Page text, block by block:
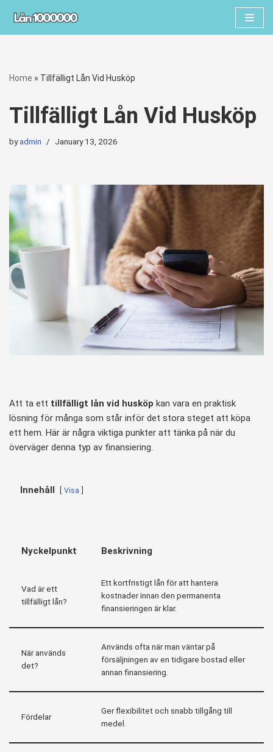
Skip
Home » Tillfälligt Lån Vid Husköp
Tillfälligt Lån Vid Husköp
byadmin January 13, 2026
Att ta ett tillfälligt lån vid husköp kan vara en praktisk
lösning för många som står inför det stora steget att köpa
ett hem. Här är några viktiga punkter att tänka på när du
överväger denna typ av finansiering.
Innehåll Visa
Nyckelpunkt Beskrivning
Vad är ett
tillfälligt lån?
Ett kortfristigt lån för att hantera
kostnader innan den permanenta
finansieringen är klar.
När används
det?
Används ofta när man väntar på
försäljningen av en tidigare bostad eller
annan finansiering.
Fördelar
Ger flexibilitet och snabb tillgång till
medel.